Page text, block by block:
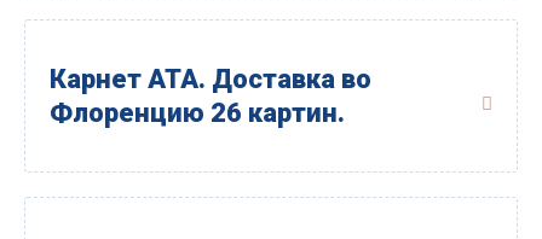
Карнет АТА. Доставка во
Флоренцию 26 картин.